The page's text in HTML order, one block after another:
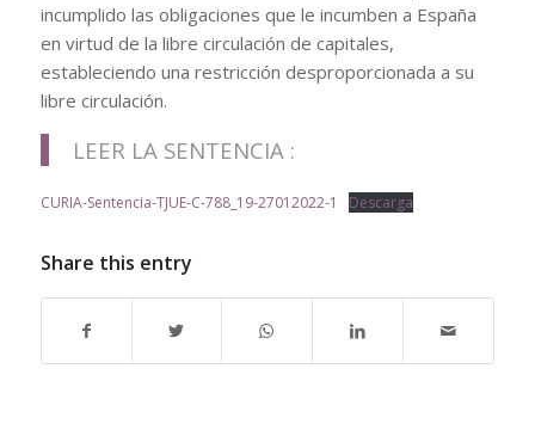
incumplido las obligaciones que le incumben a España
en virtud de la libre circulación de capitales,
estableciendo una restricción desproporcionada a su
libre circulación.
LEER LA SENTENCIA :
CURIA-Sentencia-TJUE-C-788_19-27012022-1 Descarga
Share this entry